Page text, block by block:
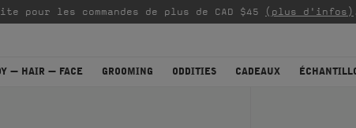
pour les commandes de plus de CAD $45 (plus d'infos)
— HAIR — FACE GROOMING ODDITIES CADEAUX